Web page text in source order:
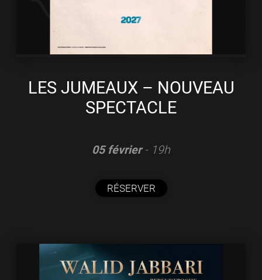
LES JUMEAUX – NOUVEAU
SPECTACLE
05 février- 19h
RÉSERVER